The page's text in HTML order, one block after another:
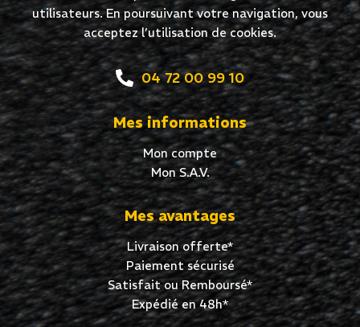
utilisateurs. En poursuivant votre navigation, vous
acceptez l’utilisation de cookies.
04 72 00 99 10
Mes informations
Mon compte
Mon S.A.V.
Mes avantages
Livraison offerte*
Paiement sécurisé
Satisfait ou Remboursé*
Expédié en 48h*